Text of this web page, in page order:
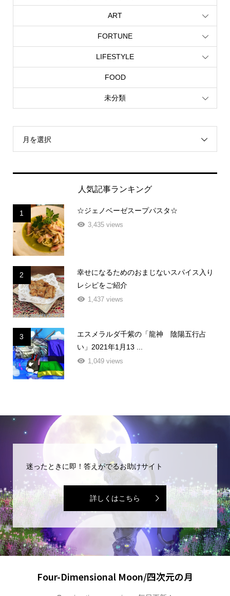
ART
FORTUNE
LIFESTYLE
FOOD
未分類
月を選択
人気記事ランキング
1 ☆ジェノベーゼスープパスタ☆
3,435 views
2
幸せになるためのおまじないスパイス入り
レシピをご紹介
1,437 views
3
エスメラルダ千紫の「龍神 陰陽五行占
い」2021年1月13 ...
1,049 views
迷ったときに即！答えがでるお助けサイト
詳しくはこちら
Four-Dimensional Moon/四次元の月